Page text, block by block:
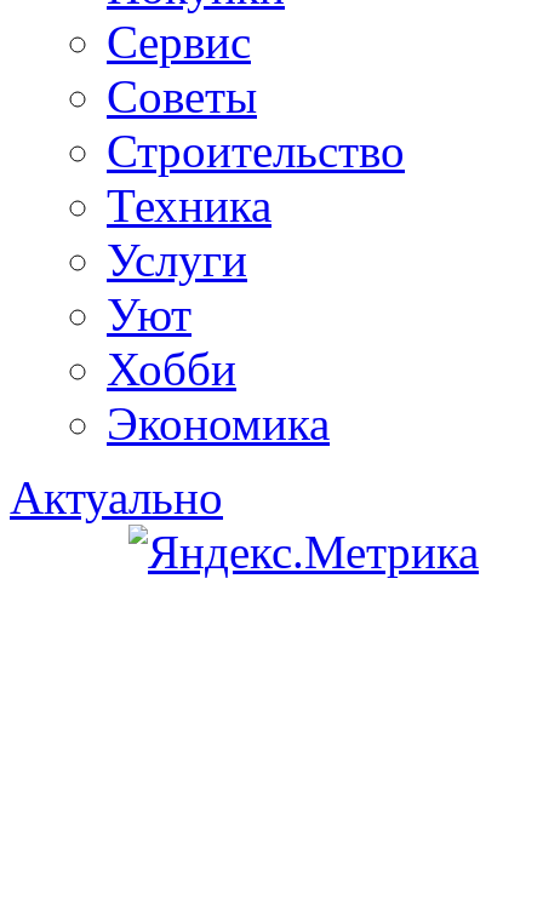
Сервис
Советы
Строительство
Техника
Услуги
Уют
Хобби
Экономика
Актуально